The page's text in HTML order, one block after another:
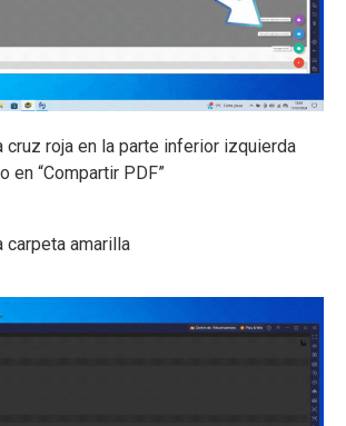
cruz roja en la parte inferior izquierda
en “Compartir PDF”
carpeta amarilla